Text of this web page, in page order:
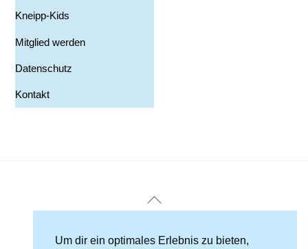
Kneipp-Kids
Mitglied werden
Datenschutz
Kontakt
Back
Um dir ein optimales Erlebnis zu bieten,